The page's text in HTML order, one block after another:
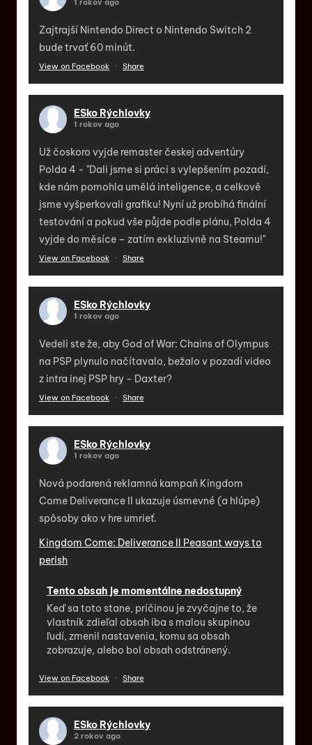
Zajtrajší Nintendo Direct o Nintendo Switch 2
bude trvať 60 minút.
View on Facebook · Share
ESko Rýchlovky
1 rokov ago
Už čoskoro vyjde remaster českej adventúry
Polda 4 - "Dali jsme si práci s vylepšením pozadí,
kde nám pomohla umělá inteligence, a celkově
jsme vyšperkovali grafiku! Nyní už probíhá finální
testování a pokud vše půjde podle plánu, Polda 4
vyjde do měsíce – zatím exkluzivně na Steamu!"
View on Facebook · Share
ESko Rýchlovky
1 rokov ago
Vedeli ste že, aby God of War: Chains of Olympus
na PSP plynulo načítavalo, bežalo v pozadí video
z intra inej PSP hry - Daxter?
View on Facebook · Share
ESko Rýchlovky
1 rokov ago
Nová podarená reklamná kampaň Kingdom
Come Deliverance II ukazuje úsmevné (a hlúpe)
spôsoby ako v hre umrieť.
Kingdom Come: Deliverance II Peasant ways to
perish
Tento obsah je momentálne nedostupný
Keď sa toto stane, príčinou je zvyčajne to, že
vlastník zdieľal obsah iba s malou skupinou
ľudí, zmenil nastavenia, komu sa obsah
zobrazuje, alebo bol obsah odstránený.
View on Facebook · Share
ESko Rýchlovky
2 rokov ago